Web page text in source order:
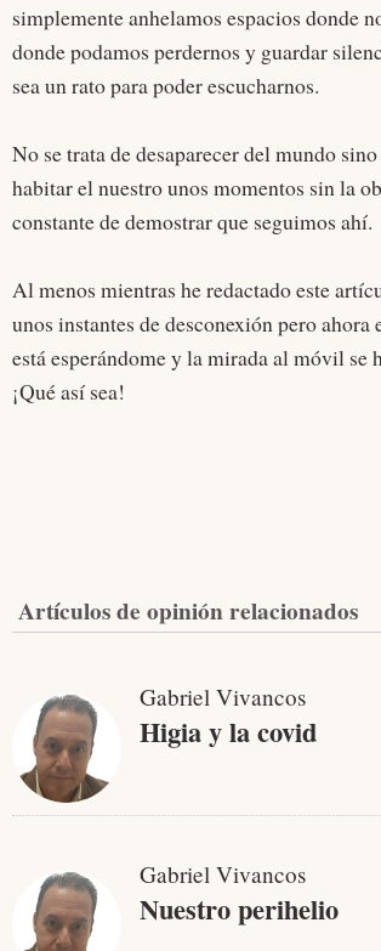
simplemente anhelamos espacios donde
donde podamos perdernos y guardar
sea un rato para poder escucharnos.
No se trata de desaparecer del mundo
habitar el nuestro unos momentos sin la
constante de demostrar que seguimos ahí.
Al menos mientras he redactado este
unos instantes de desconexión pero ahora
está esperándome y la mirada al móvil se
¡Qué así sea!
Artículos de opinión relacionados
Gabriel Vivancos
Higia y la covid
Gabriel Vivancos
Nuestro perihelio